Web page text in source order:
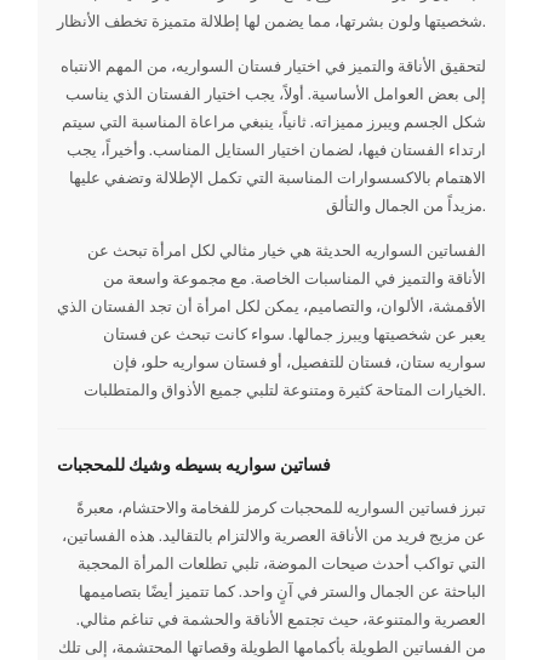
شخصيتها ولون بشرتها، مما يضمن لها إطلالة متميزة تخطف الأنظار.
لتحقيق الأناقة والتميز في اختيار فستان السواريه، من المهم الانتباه
إلى بعض العوامل الأساسية. أولاً، يجب اختيار الفستان الذي يناسب
شكل الجسم ويبرز مميزاته. ثانياً، ينبغي مراعاة المناسبة التي سيتم
ارتداء الفستان فيها، لضمان اختيار الستايل المناسب. وأخيراً، يجب
الاهتمام بالاكسسوارات المناسبة التي تكمل الإطلالة وتضفي عليها
مزيداً من الجمال والتألق.
الفساتين السواريه الحديثة هي خيار مثالي لكل امرأة تبحث عن
الأناقة والتميز في المناسبات الخاصة. مع مجموعة واسعة من
الأقمشة، الألوان، والتصاميم، يمكن لكل امرأة أن تجد الفستان الذي
يعبر عن شخصيتها ويبرز جمالها. سواء كانت تبحث عن فستان
سواريه ستان، فستان للتفصيل، أو فستان سواريه حلو، فإن
الخيارات المتاحة كثيرة ومتنوعة لتلبي جميع الأذواق والمتطلبات.
فساتين سواريه بسيطه وشيك للمحجبات
تبرز فساتين السواريه للمحجبات كرمز للفخامة والاحتشام، معبرةً
عن مزيج فريد من الأناقة العصرية والالتزام بالتقاليد. هذه الفساتين،
التي تواكب أحدث صيحات الموضة، تلبي تطلعات المرأة المحجبة
الباحثة عن الجمال والستر في آنٍ واحد. كما تتميز أيضًا بتصاميمها
العصرية والمتنوعة، حيث تجتمع الأناقة والحشمة في تناغم مثالي.
من الفساتين الطويلة بأكمامها الطويلة وقصاتها المحتشمة، إلى تلك